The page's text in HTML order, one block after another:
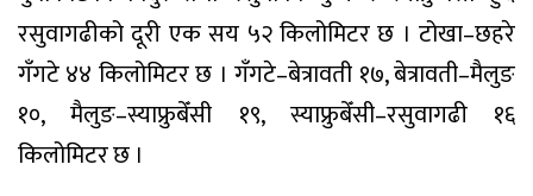
रसुवागढीको दूरी एक सय ५२ किलोमिटर छ । टोखा–छहरे
गँगटे ४४ किलोमिटर छ । गँगटे–बेत्रावती १७, बेत्रावती–मैलुङ
१०, मैलुङ–स्याफ्रुबेँसी १९, स्याफ्रुबेँसी–रसुवागढी १६
किलोमिटर छ ।